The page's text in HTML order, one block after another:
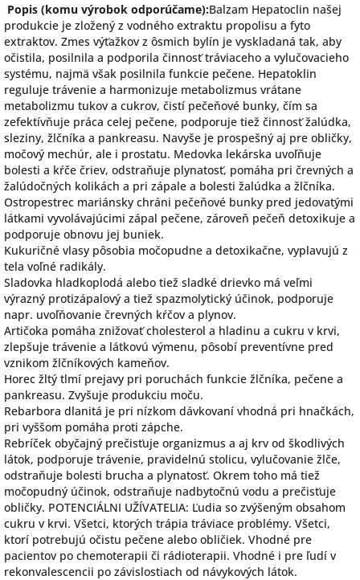
Popis (komu výrobok odporúčame):Balzam Hepatoclin našej
produkcie je zložený z vodného extraktu propolisu a fyto
extraktov. Zmes výťažkov z ôsmich bylín je vyskladaná tak, aby
očistila, posilnila a podporila činnosť tráviaceho a vylučovacieho
systému, najmä však posilnila funkcie pečene. Hepatoklin
reguluje trávenie a harmonizuje metabolizmus vrátane
metabolizmu tukov a cukrov, čistí pečeňové bunky, čím sa
zefektívňuje práca celej pečene, podporuje tiež činnosť žalúdka,
sleziny, žlčníka a pankreasu. Navyše je prospešný aj pre obličky,
močový mechúr, ale i prostatu. Medovka lekárska uvoľňuje
bolesti a kŕče čriev, odstraňuje plynatosť, pomáha pri črevných a
žalúdočných kolikách a pri zápale a bolesti žalúdka a žlčníka.
Ostropestrec mariánsky chráni pečeňové bunky pred jedovatými
látkami vyvolávajúcimi zápal pečene, zároveň pečeň detoxikuje a
podporuje obnovu jej buniek.
Kukuričné vlasy pôsobia močopudne a detoxikačne, vyplavujú z
tela voľné radikály.
Sladovka hladkoplodá alebo tiež sladké drievko má veľmi
výrazný protizápalový a tiež spazmolytický účinok, podporuje
napr. uvoľňovanie črevných kŕčov a plynov.
Artičoka pomáha znižovať cholesterol a hladinu a cukru v krvi,
zlepšuje trávenie a látkovú výmenu, pôsobí preventívne pred
vznikom žlčníkových kameňov.
Horec žltý tlmí prejavy pri poruchách funkcie žlčníka, pečene a
pankreasu. Zvyšuje produkciu moču.
Rebarbora dlanitá je pri nízkom dávkovaní vhodná pri hnačkách,
pri vyššom pomáha proti zápche.
Rebríček obyčajný prečisťuje organizmus a aj krv od škodlivých
látok, podporuje trávenie, pravidelnú stolicu, vylučovanie žlče,
odstraňuje bolesti brucha a plynatosť. Okrem toho má tiež
močopudný účinok, odstraňuje nadbytočnú vodu a prečisťuje
obličky. POTENCIÁLNI UŽÍVATELIA: Ľudia so zvýšeným obsahom
cukru v krvi. Všetci, ktorých trápia tráviace problémy. Všetci,
ktorí potrebujú očistu pečene alebo obličiek. Vhodné pre
pacientov po chemoterapii či rádioterapii. Vhodné i pre ľudí v
rekonvalescencii po závislostiach od návykových látok.